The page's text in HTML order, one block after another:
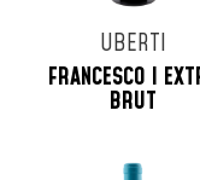
UBERTI
FRANCESCO I
BRUT